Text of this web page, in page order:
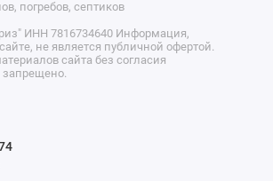
погребов, септиков
ИНН 7816734640 Информация,
не является публичной офертой.
сайта без согласия
запрещено.